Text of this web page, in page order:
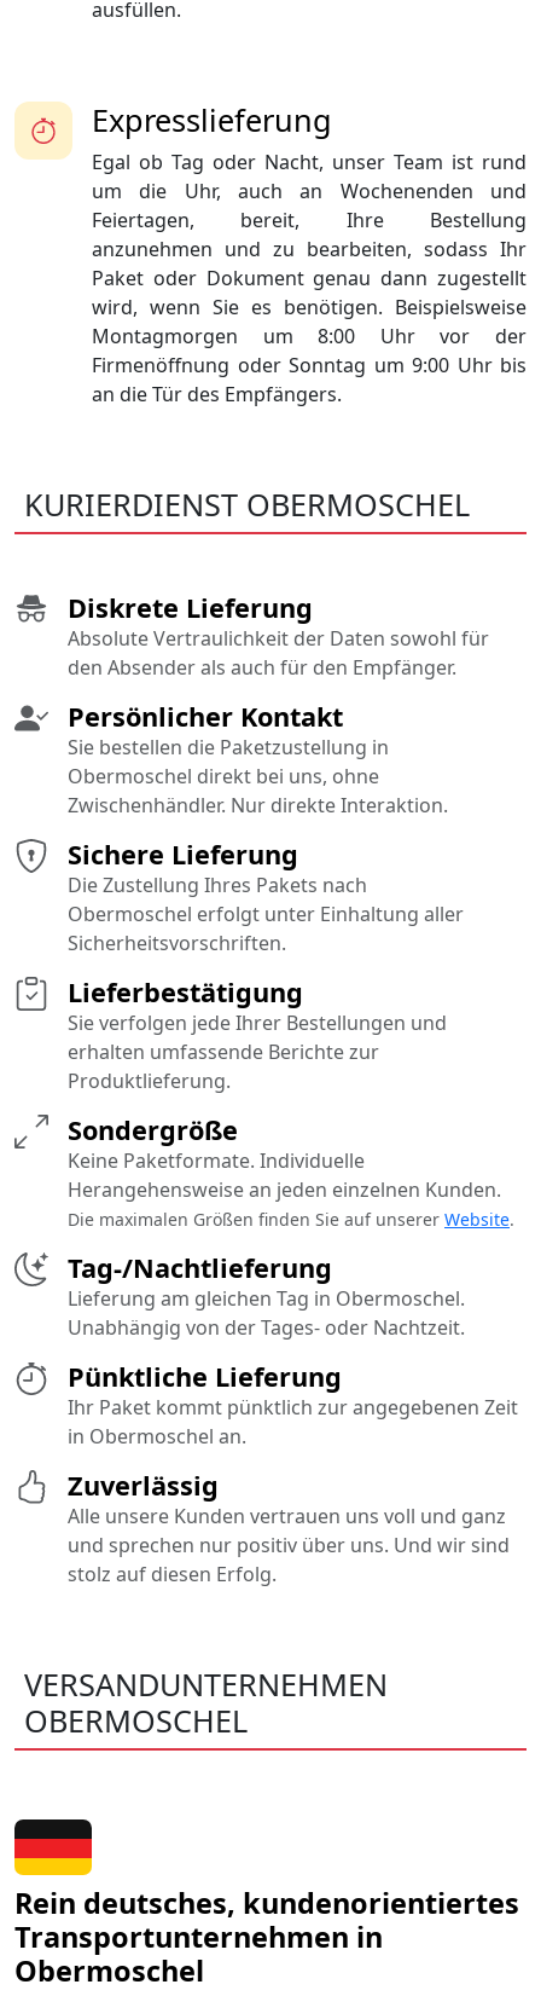
ausfüllen.
Expresslieferung
Egal ob Tag oder Nacht, unser Team ist rund
um die Uhr, auch an Wochenenden und
Feiertagen, bereit, Ihre Bestellung
anzunehmen und zu bearbeiten, sodass Ihr
Paket oder Dokument genau dann zugestellt
wird, wenn Sie es benötigen. Beispielsweise
Montagmorgen um 8:00 Uhr vor der
Firmenöffnung oder Sonntag um 9:00 Uhr bis
an die Tür des Empfängers.
KURIERDIENST OBERMOSCHEL
Pünktliche Lieferung
Ihr Paket kommt pünktlich zur angegebenen Zeit
in Obermoschel an.
Sichere Lieferung
Die Zustellung Ihres Pakets nach
Obermoschel erfolgt unter Einhaltung aller
Sicherheitsvorschriften.
Diskrete Lieferung
Absolute Vertraulichkeit der Daten sowohl für
den Absender als auch für den Empfänger.
Tag-/Nachtlieferung
Lieferung am gleichen Tag in Obermoschel.
Unabhängig von der Tages- oder Nachtzeit.
Persönlicher Kontakt
Sie bestellen die Paketzustellung in
Obermoschel direkt bei uns, ohne
Zwischenhändler. Nur direkte Interaktion.
Sondergröße
Keine Paketformate. Individuelle
Herangehensweise an jeden einzelnen Kunden.
Die maximalen Größen finden Sie auf unserer Website.
Lieferbestätigung
Sie verfolgen jede Ihrer Bestellungen und
erhalten umfassende Berichte zur
Produktlieferung.
Zuverlässig
Alle unsere Kunden vertrauen uns voll und ganz
und sprechen nur positiv über uns. Und wir sind
stolz auf diesen Erfolg.
VERSANDUNTERNEHMEN
OBERMOSCHEL
Rein deutsches, kundenorientiertes
Transportunternehmen in
Obermoschel